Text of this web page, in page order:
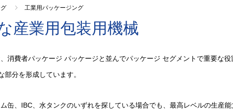
工業用パッケージング
産業用包装用機械
消費者パッケージ パッケージと並んでパッケージ セグメントで重要な
分を形成しています。
缶、IBC、水タンクのいずれを探している場合でも、最高レベルの生産